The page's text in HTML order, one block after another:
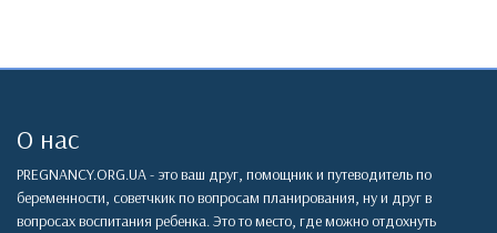
О нас
PREGNANCY.ORG.UA - это ваш друг, помощник и путеводитель по
беременности, советчкик по вопросам планирования, ну и друг в
вопросах воспитания ребенка. Это то место, где можно отдохнуть